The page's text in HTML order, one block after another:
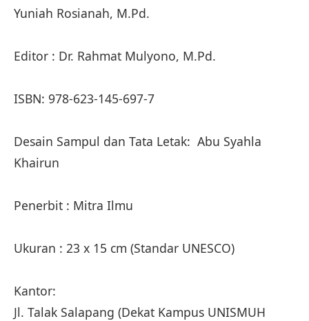
Yuniah Rosianah, M.Pd.
Editor : Dr. Rahmat Mulyono, M.Pd.
ISBN: 978-623-145-697-7
Desain Sampul dan Tata Letak: Abu Syahla
Khairun
Penerbit : Mitra Ilmu
Ukuran : 23 x 15 cm (Standar UNESCO)
Kantor:
Jl. Talak Salapang (Dekat Kampus UNISMUH